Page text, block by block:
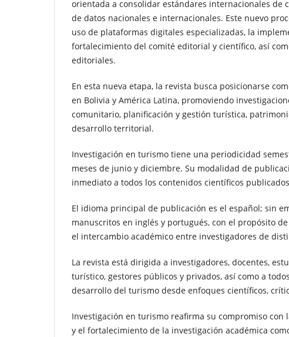
orientada a consolidar estándares internacionales de
de datos nacionales e internacionales. Este nuevo
uso de plataformas digitales especializadas, la
fortalecimiento del comité editorial y científico, así
editoriales.
En esta nueva etapa, la revista busca posicionarse
en Bolivia y América Latina, promoviendo
comunitario, planificación y gestión turística,
desarrollo territorial.
Investigación en turismo tiene una periodicidad
meses de junio y diciembre. Su modalidad de
inmediato a todos los contenidos científicos
El idioma principal de publicación es el español; sin
manuscritos en inglés y portugués, con el propósito
el intercambio académico entre investigadores de
La revista está dirigida a investigadores, docentes,
turístico, gestores públicos y privados, así como a
desarrollo del turismo desde enfoques científicos,
Investigación en turismo reafirma su compromiso
y el fortalecimiento de la investigación académica